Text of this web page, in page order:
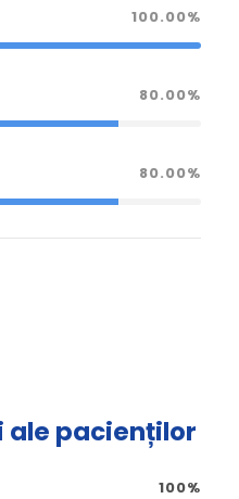
100.00%
80.00%
80.00%
ale pacienților
100%